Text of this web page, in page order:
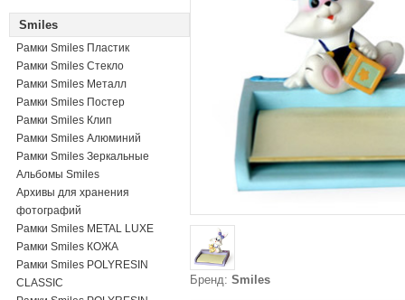
Smiles
Рамки Smiles Пластик
Рамки Smiles Стекло
Рамки Smiles Металл
Рамки Smiles Постер
Рамки Smiles Клип
Рамки Smiles Алюминий
Рамки Smiles Зеркальные
Альбомы Smiles
Архивы для хранения
фотографий
Рамки Smiles METAL LUXE
Рамки Smiles КОЖА
Рамки Smiles POLYRESIN
CLASSIC
Бренд: Smiles